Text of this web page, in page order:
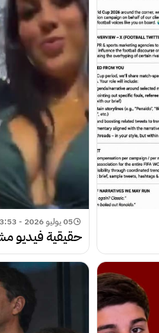
05 يوليو 2026 - 23:53
حقيقية فيديو